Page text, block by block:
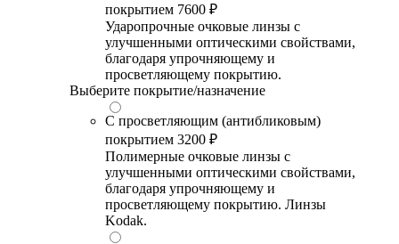
покрытием 7600 ₽
Ударопрочные очковые линзы с
улучшенными оптическими свойствами,
благодаря упрочняющему и
просветляющему покрытию.
Выберите покрытие/назначение
С просветляющим (антибликовым)
покрытием 3200 ₽
Полимерные очковые линзы с
улучшенными оптическими свойствами,
благодаря упрочняющему и
просветляющему покрытию. Линзы
Kodak.